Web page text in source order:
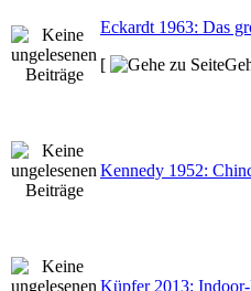
Eckardt 1963: Das
[
Kennedy 1952:
Küpfer 2013: